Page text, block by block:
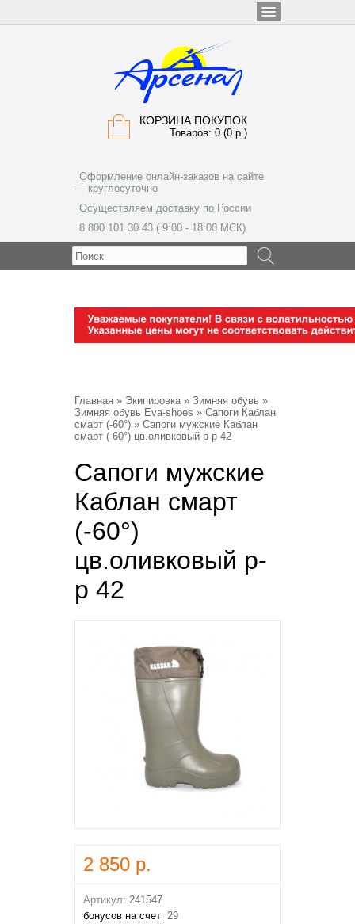
КОРЗИНА ПОКУПОК
Товаров: 0 (0 р.)
Оформление онлайн-заказов на сайте
— круглосуточно
Осуществляем доставку по России
8 800 101 30 43 ( 9:00 - 18:00 МСК)
Главная » Экипировка» Зимняя обувь »
Зимняя обувь Eva-shoes » Сапоги Каблан
смарт (-60°) » Сапоги мужские Каблан
смарт (-60°) цв.оливковый р-р 42
Сапоги мужские
Каблан смарт
(-60°)
цв.оливковый р-
р 42
2 850 р.
Артикул: 241547
бонусов на счет 29